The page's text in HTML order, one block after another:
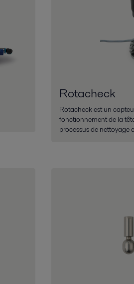
Rotacheck
Rotacheck est un
fonctionnement de la
processus de nettoyage